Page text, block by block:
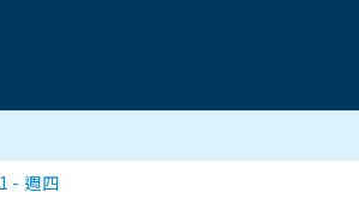
- 週四